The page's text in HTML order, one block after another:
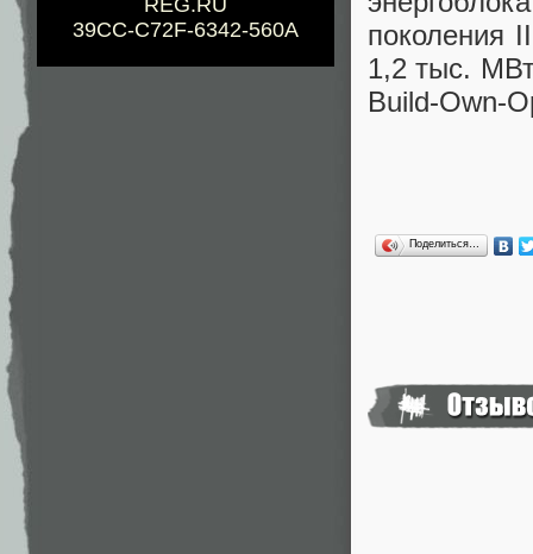
REG.RU
39CC-C72F-6342-560A
поколения
1,2 тыс.
Build-Own-
Поделиться…